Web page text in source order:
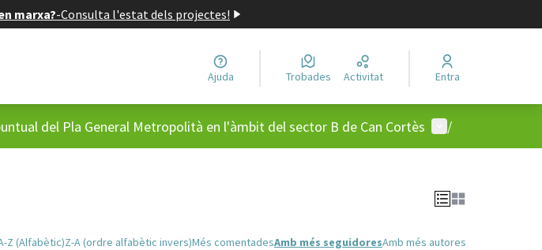
marxa?-Consulta l'estat dels projectes!
Ajuda Trobades Activitat Entra
del Pla General Metropolità en l'àmbit del sector B de Can Cortès Menú d'usuari
/
Z (Alfabètic)Z-A (ordre alfabètic invers)Més comentadesAmb més seguidoresAmb més autores